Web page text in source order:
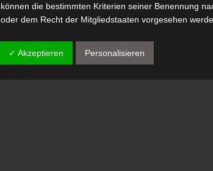
können die bestimmten Kriterien seiner Benennung
oder dem Recht der Mitgliedstaaten vorgesehen
h) Auftragsverarbeiter
Auftragsverarbeiter ist eine natürliche oder juristische
✓ Akzeptieren Personalisieren